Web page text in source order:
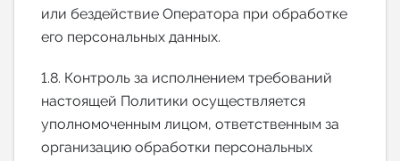
или бездействие Оператора при обработке
его персональных данных.
1.8. Контроль за исполнением требований
настоящей Политики осуществляется
уполномоченным лицом, ответственным за
организацию обработки персональных